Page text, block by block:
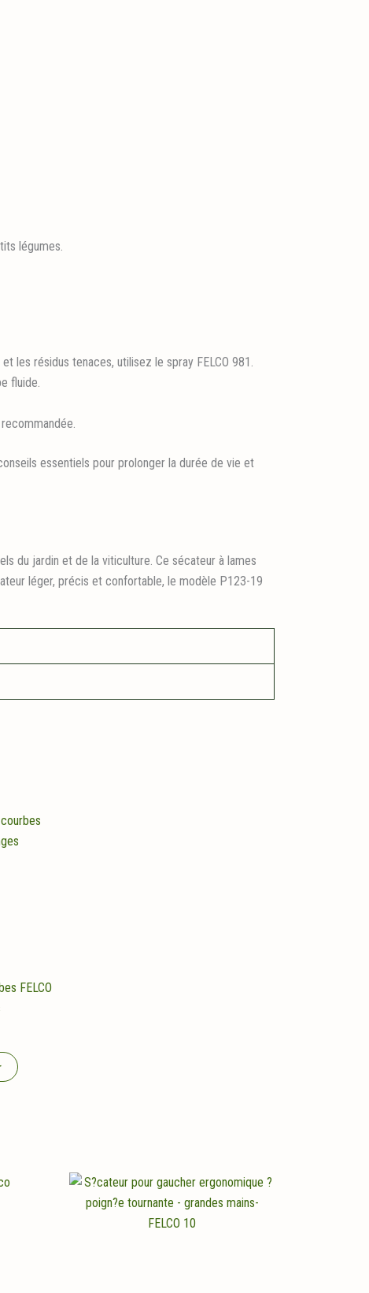
légumes.
les résidus tenaces, utilisez le spray FELCO 981.
fluide.
essentiels pour prolonger la durée de vie et
du jardin et de la viticulture. Ce sécateur à lames
léger, précis et confortable, le modèle P123-19
FELCO